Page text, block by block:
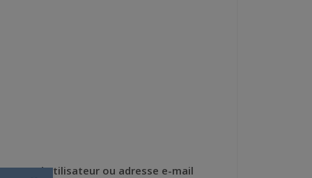
Nom d'utilisateur ou adresse e-mail